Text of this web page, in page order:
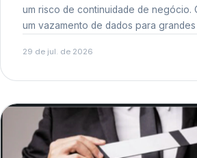
um risco de continuidade de negócio. O custo médio de
um vazamento de dados para
reputacional e o risco regulatório
29 de jul. de 2026